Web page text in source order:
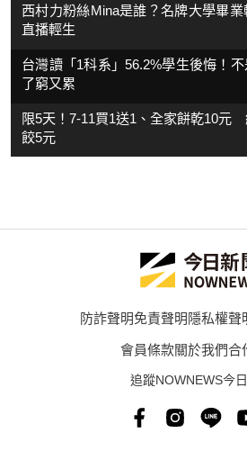
西村力粉絲Mina是誰？名牌大學畢
直播輕生
台灣讀「1科系」56.2%學生後悔！
了窮又累
限5天！7-11買1送1、全家餅乾10元
餃5元
防詐聲明免責聲明隱私權聲
會員條款關於我們合
追蹤NOWNEWS今